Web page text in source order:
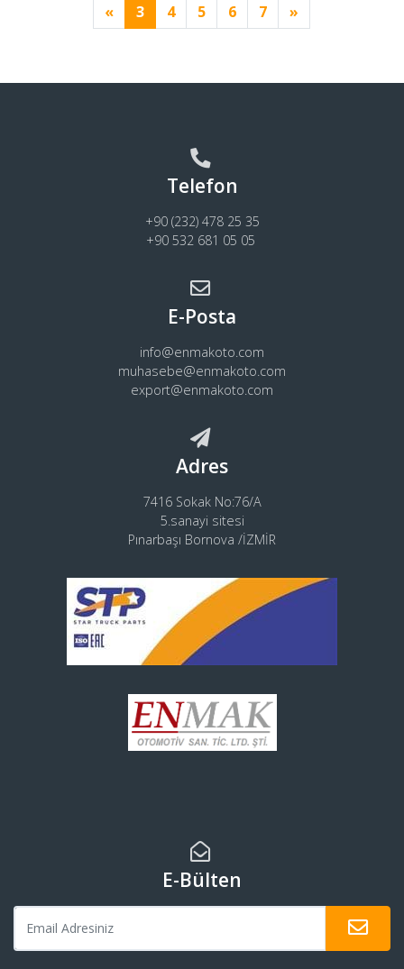
« 3 4 5 6 7 »
Telefon
+90 (232) 478 25 35
+90 532 681 05 05
E-Posta
info@enmakoto.com
muhasebe@enmakoto.com
export@enmakoto.com
Adres
7416 Sokak No:76/A
5.sanayi sitesi
Pınarbaşı Bornova /İZMİR
E-Bülten